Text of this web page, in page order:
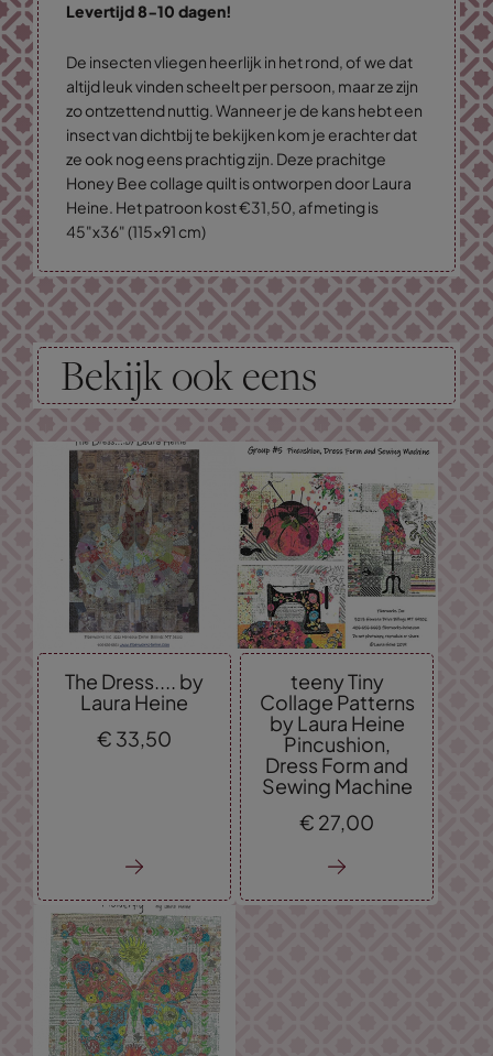
Levertijd 8-10 dagen!
De insecten vliegen heerlijk in het rond, of we dat
altijd leuk vinden scheelt per persoon, maar ze zijn
zo ontzettend nuttig. Wanneer je de kans hebt een
insect van dichtbij te bekijken kom je erachter dat
ze ook nog eens prachtig zijn. Deze prachitge
Honey Bee collage quilt is ontworpen door Laura
Heine. Het patroon kost €31,50, afmeting is
45"x36" (115x91 cm)
Bekijk ook eens
The Dress.... by
Laura Heine
€ 33,50
teeny Tiny
Collage Patterns
by Laura Heine
Pincushion,
Dress Form and
Sewing Machine
€ 27,00